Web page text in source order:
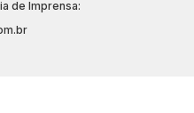
de Imprensa: